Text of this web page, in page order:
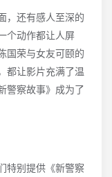
，还有感人至深的
个动作都让人屏
国荣与女友可颐的
都让影片充满了温
警察故事》成为了
特别提供《新警察